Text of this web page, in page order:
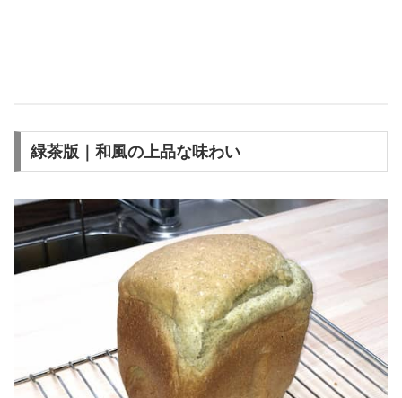
緑茶版｜和風の上品な味わい